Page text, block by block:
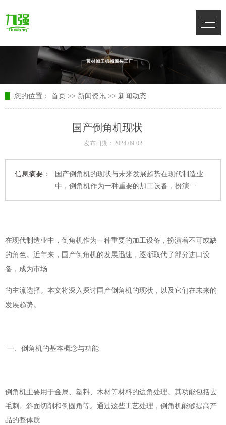
您的位置： 首页 >> 新闻资讯 >> 新闻动态
国产倒角机现状
发布日期：2024-09-02
信息摘要：
国产倒角机的现状与未来发展趋势在现代制造业
中，倒角机作为一种重要的加工设备，扮演···
在现代制造业中，倒角机作为一种重要的加工设备，扮演着不可或缺
的角色。近年来，国产倒角机的发展迅速，逐渐取代了部分进口设
备，成为市场
的主流选择。本文将深入探讨国产倒角机的现状，以及它们在未来的
发展趋势。
一、倒角机的基本概念与功能
倒角机主要用于金属、塑料、木材等材料的边角处理。其功能包括去
毛刺、斜面切削和倒圆角等。通过这些工艺处理，倒角机能够提高产
品的整体质